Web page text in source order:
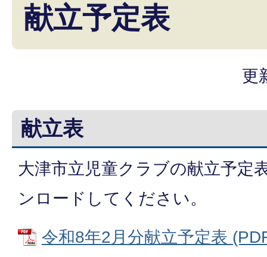
献立予定表
更
献立表
大津市立児童クラブの献立予定
ンロードしてください。
令和8年2月分献立予定表